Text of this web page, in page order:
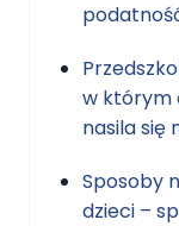
w którym
nasila się
Sposoby
dzieci –